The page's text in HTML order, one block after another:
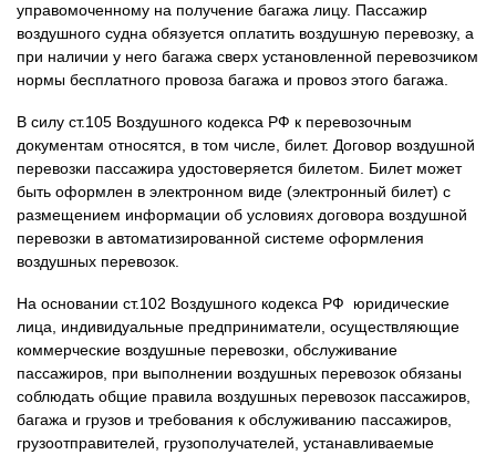
управомоченному на получение багажа лицу. Пассажир
воздушного судна обязуется оплатить воздушную перевозку, а
при наличии у него багажа сверх установленной перевозчиком
нормы бесплатного провоза багажа и провоз этого багажа.
В силу ст.105 Воздушного кодекса РФ к перевозочным
документам относятся, в том числе, билет. Договор воздушной
перевозки пассажира удостоверяется билетом. Билет может
быть оформлен в электронном виде (электронный билет) с
размещением информации об условиях договора воздушной
перевозки в автоматизированной системе оформления
воздушных перевозок.
На основании ст.102 Воздушного кодекса РФ юридические
лица, индивидуальные предприниматели, осуществляющие
коммерческие воздушные перевозки, обслуживание
пассажиров, при выполнении воздушных перевозок обязаны
соблюдать общие правила воздушных перевозок пассажиров,
багажа и грузов и требования к обслуживанию пассажиров,
грузоотправителей, грузополучателей, устанавливаемые